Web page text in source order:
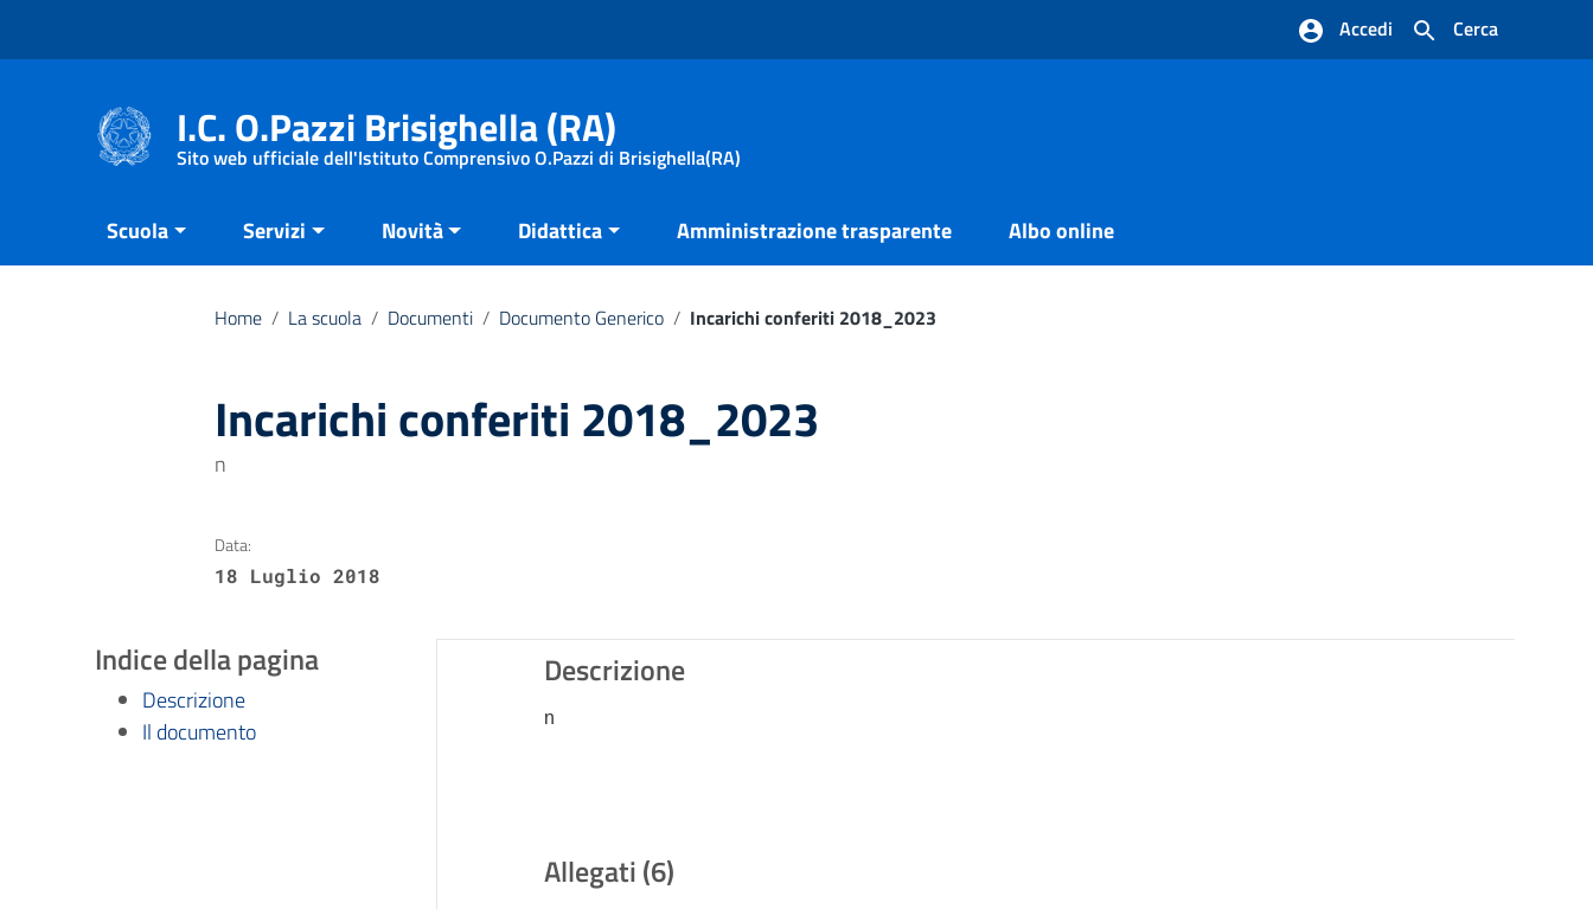
Cerca
Accedi
I.C. O.Pazzi Brisighella (RA)
Sito web ufficiale dell'Istituto Comprensivo O.Pazzi di Brisighella(RA)
Scuola Servizi Novità Didattica Amministrazione trasparente Albo online
Home / La scuola / Documenti / Documento Generico / Incarichi conferiti 2018_2023
Incarichi conferiti 2018_2023
n
Data:
18 Luglio 2018
Indice della pagina
Descrizione
Il documento
Descrizione
n
Allegati (6)